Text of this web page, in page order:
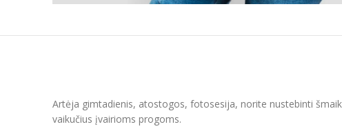
Artėja gimtadienis, atostogos, fotosesija, norite nustebinti
vaikučius įvairioms progoms.